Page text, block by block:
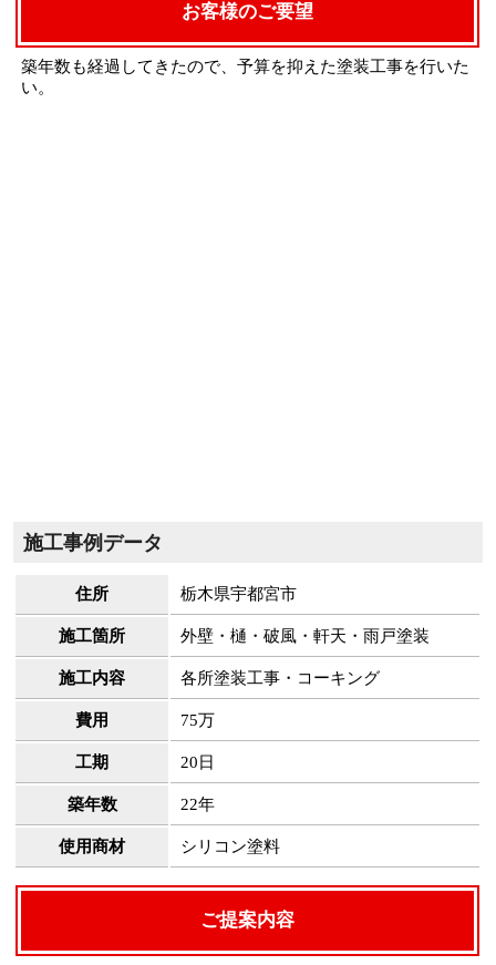
お客様のご要望
築年数も経過してきたので、予算を抑えた塗装工事を行いた
い。
施工事例データ
住所 栃木県宇都宮市
施工箇所 外壁・樋・破風・軒天・雨戸塗装
施工内容 各所塗装工事・コーキング
費用 75万
工期 20日
築年数 22年
使用商材 シリコン塗料
ご提案内容